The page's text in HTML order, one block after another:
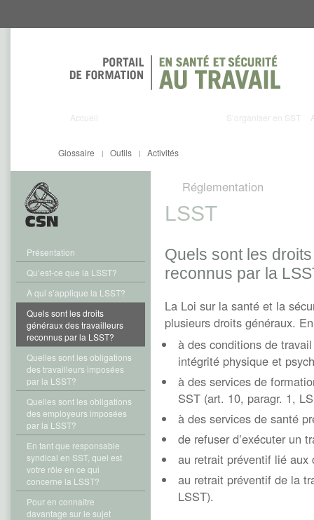
au
au
Accueil S’organiser en SST
Activités
Outils |
Glossaire |
Présentation
Qu’est-ce que la LSST?
À qui s’applique la LSST?
Quels sont les droits
généraux des travailleurs
reconnus par la LSST?
Quelles sont les obligations
des travailleurs imposées
par la LSST?
Quelles sont les obligations
des employeurs imposées
par la LSST?
En tant que responsable
syndical en SST, quel est
votre rôle en ce qui
concerne la LSST?
Pour en connaître
davantage sur le sujet
Réglementation
LSST
Quels sont les
reconnus par la
La Loi sur la santé et la
plusieurs droits généraux.
à des conditions de
intégrité physique et
à des services de
SST (art. 10, paragr. 1,
à des services de santé
de refuser d’exécuter un
au retrait préventif lié
au retrait préventif de la
LSST).